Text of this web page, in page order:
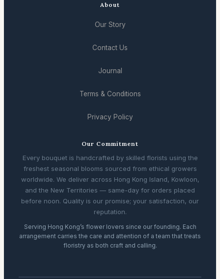
About
Our Story
Contact Us
Journal
Terms & Conditions
Privacy Policy
Our Commitment
Every bouquet is handcrafted by skilled florists using the
freshest seasonal blooms sourced from ethical growers
worldwide. We deliver across Hong Kong Island, Kowloon,
and the New Territories — same-day for orders placed
before noon. Quality is our promise; your satisfaction, our
reputation.
Serving Hong Kong’s flower lovers since our founding. Each
arrangement carries the care and attention of a team that treats
floristry as both craft and calling.